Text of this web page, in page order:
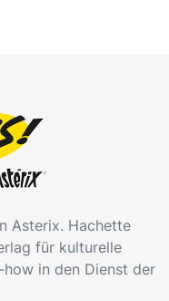
Asterix. Hachette
für kulturelle
in den Dienst der